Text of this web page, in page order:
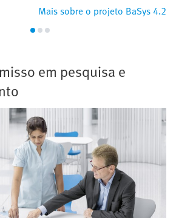
Mais sobre o projeto BaSys 4.2
em pesquisa e